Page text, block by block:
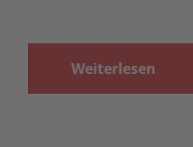
Weiterlesen